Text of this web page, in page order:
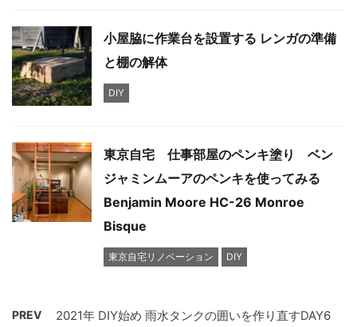
小屋脇に作業台を設置する レンガの準備
と棚の解体
DIY
東京自宅 仕事部屋のペンキ塗り ベン
ジャミンムーアのペンキを使ってみる
Benjamin Moore HC-26 Monroe
Bisque
東京自宅リノベーション DIY
PREV
2021年 DIY始め 雨水タンクの囲いを作り直すDAY6